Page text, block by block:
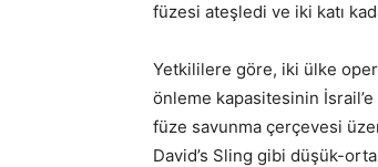
füzesi ateşledi ve iki katı
Yetkililere göre, iki ülke
önleme kapasitesinin
füze savunma çerçevesi
David’s Sling gibi düşük-